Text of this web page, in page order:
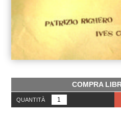
COMPRA
QUANTITÀ